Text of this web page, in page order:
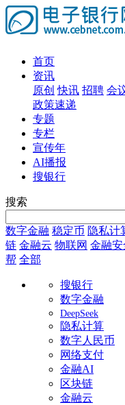
首页
资讯
原创 快讯 招聘 会
政策速递
专题
专栏
宣传年
AI播报
搜银行
搜索
数字金融 稳定币 隐私计
链 金融云 物联网 金融安
帮 全部
搜银行
数字金融
DeepSeek
隐私计算
数字人民币
网络支付
金融AI
区块链
金融云